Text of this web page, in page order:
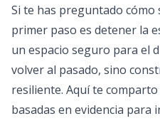
Si te has preguntado cómo
primer paso es detener la
un espacio seguro para el
volver al pasado, sino
resiliente. Aquí te
basadas en evidencia para